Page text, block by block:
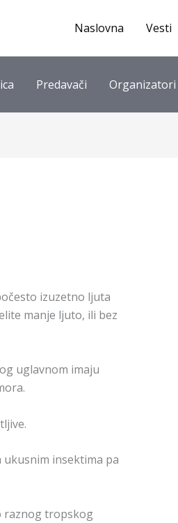
Naslovna Vesti
Predavači Organizatori
izuzetno ljuta
manje ljuto, ili bez
uglavnom imaju
insektima pa
raznog tropskog